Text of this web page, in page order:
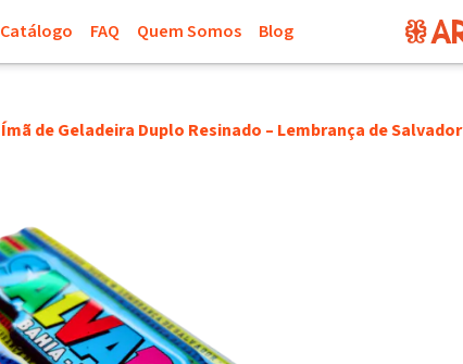
Catálogo FAQ Quem Somos Blog
Ímã de Geladeira Duplo Resinado – Lembrança de Salvador